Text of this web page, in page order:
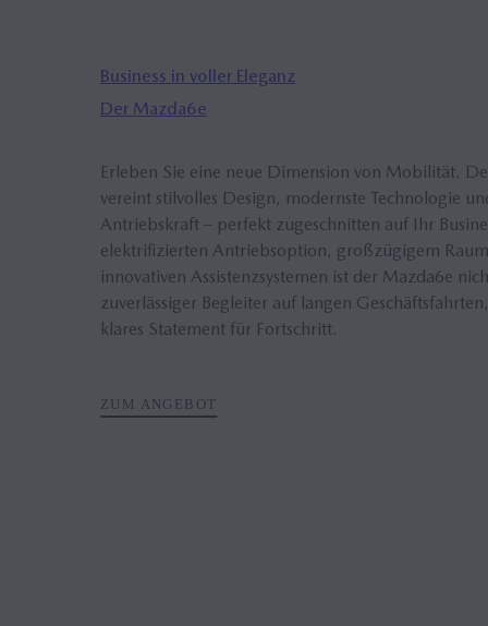
Business in voller Eleganz
Der Mazda6e
Erleben Sie eine neue Dimension von Mobilität.
vereint stilvolles Design, modernste Technologie
Antriebskraft – perfekt zugeschnitten auf Ihr
elektrifizierten Antriebsoption, großzügigem
innovativen Assistenzsystemen ist der Mazda6e
zuverlässiger Begleiter auf langen
klares Statement für Fortschritt.
ZUM ANGEBOT